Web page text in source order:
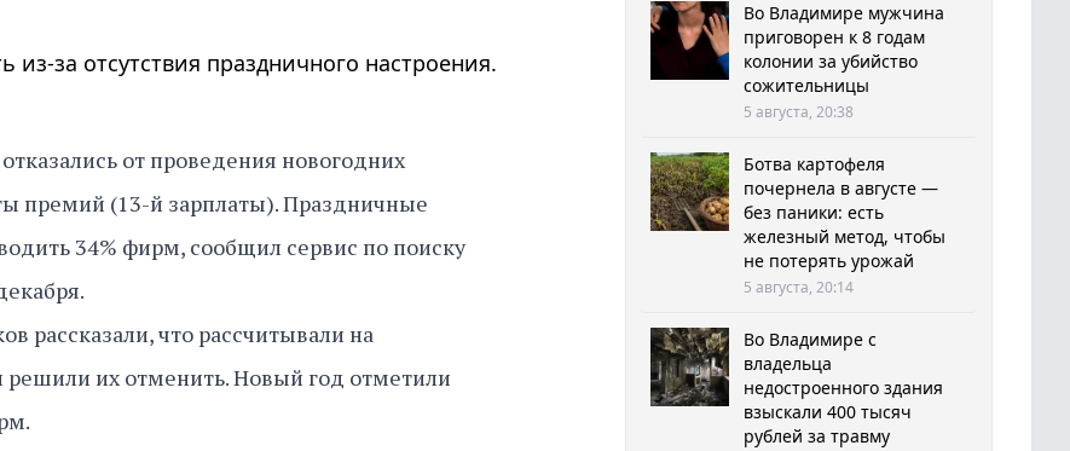
за отсутствия праздничного настроения.
от проведения новогодних
премий (13-й зарплаты). Праздничные
34% фирм, сообщил сервис по поиску
рассказали, что рассчитывали на
их отменить. Новый год отметили
Во Владимире мужчина
приговорен к 8 годам
колонии за убийство
сожительницы
5 августа, 20:38
Ботва картофеля
почернела в августе —
без паники: есть
железный метод, чтобы
не потерять урожай
5 августа, 20:14
Во Владимире с
владельца
недостроенного здания
взыскали 400 тысяч
рублей за травму